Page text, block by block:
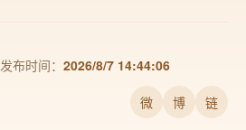
发布时间： 2026/8/7 14:44:06
微 博 链